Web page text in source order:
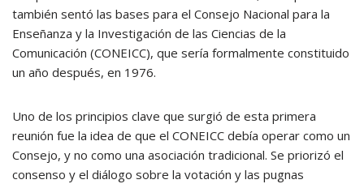
también sentó las bases para el Consejo Nacional para la
Enseñanza y la Investigación de las Ciencias de la
Comunicación (CONEICC), que sería formalmente constituido
un año después, en 1976.
Uno de los principios clave que surgió de esta primera
reunión fue la idea de que el CONEICC debía operar como un
Consejo, y no como una asociación tradicional. Se priorizó el
consenso y el diálogo sobre la votación y las pugnas